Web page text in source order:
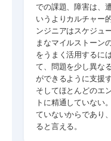
での課題、障害は、
いうよりカルチャー
ンジニアはスケジュ
まなマイルストーン
をうまく活用するに
て、問題を少し異な
ができるように支援
そしてほとんどのエ
トに精通していない
ていないからであり
ると言える。